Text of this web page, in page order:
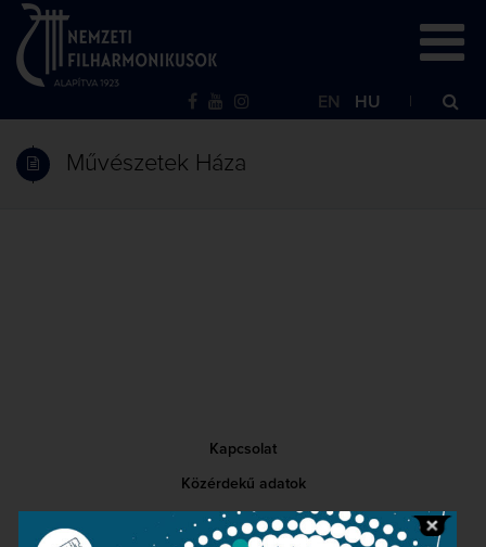
EN HU
Művészetek Háza
Kapcsolat
Közérdekű adatok
Sajtószoba